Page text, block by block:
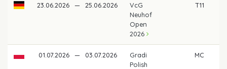
23.06.2026 — 25.06.2026
VcG
Neuhof
Open
2026
T11
01.07.2026 — 03.07.2026
Gradi
Polish
MC